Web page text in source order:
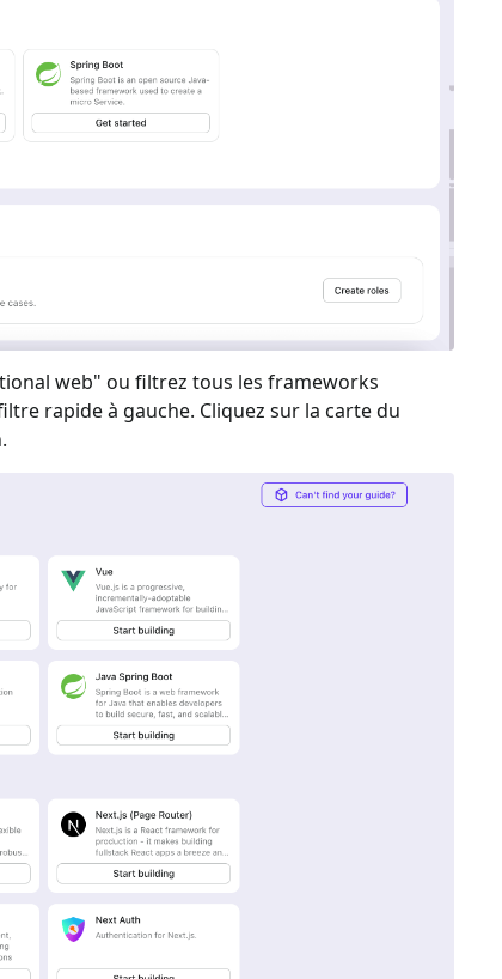
web" ou filtrez tous les frameworks
rapide à gauche. Cliquez sur la carte du